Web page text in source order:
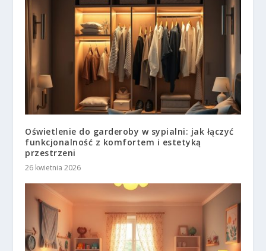
Oświetlenie do garderoby w sypialni: jak łączyć
funkcjonalność z komfortem i estetyką
przestrzeni
26 kwietnia 2026